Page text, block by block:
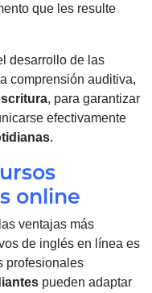
que les resulte
desarrollo de las
comprensión auditiva,
, para garantizar
efectivamente
.
online
ventajas más
de inglés en línea es
profesionales
pueden adaptar